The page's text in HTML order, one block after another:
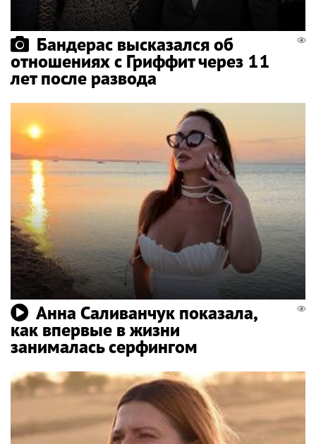
Бандерас высказался об
отношениях с Гриффит через 11
лет после развода
Анна Саливанчук показала,
как впервые в жизни
занималась серфингом